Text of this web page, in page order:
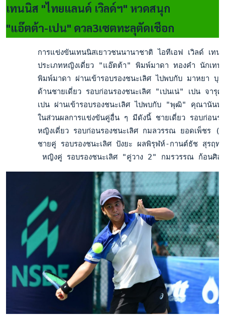
เทนนิส "ไทยแลนด์ เวิลด์ฯ" หวดสนุก
"แอ๊ตต้า-เปน" ดวล3เซตทะลุตัดเชือก
การแข่งขันเทนนิสเยาวชนนานาชาติ ไอทีเอฟ เวิลด์ เท
ประเภทหญิงเดี่ยว "แอ๊ตต้า" พิมพ์มาดา ทองคำ นักเท
พิมพ์มาดา ผ่านเข้ารอบรองชนะเลิศ ไปพบกับ มาหยา บุ
ด้านชายเดี่ยว รอบก่อนรองชนะเลิศ "เปนเน่" เปน จา
เปน ผ่านเข้ารอบรองชนะเลิศ ไปพบกับ "พุฒิ" คุณานัน
ในส่วนผลการแข่งขันคู่อื่น ๆ มีดังนี้ ชายเดี่ยว รอบก่อนร
หญิงเดี่ยว รอบก่อนรองชนะเลิศ กมลวรรณ ยอดเพ็ชร (
ชายคู่ รอบรองชนะเลิศ ปังยะ ผลพิรุฬห์-กานต์ธัช สุรฤ
หญิงคู่ รอบรองชนะเลิศ "คู่วาง 2" กมรวรรณ ก้อนศิ